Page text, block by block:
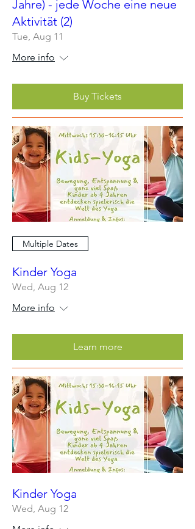
Jahre) - jede Woche eine neue
Aktivität (2)
Tue, Aug 11
More info
Buy Tickets
Multiple Dates
Kinder Yoga
Wed, Aug 12
More info
Learn more
Kinder Yoga
Wed, Aug 12